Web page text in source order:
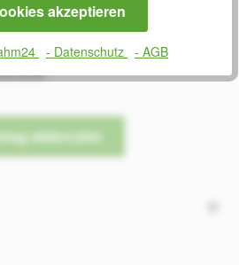
.
widerrufen
akzeptieren
- Datenschutz - AGB